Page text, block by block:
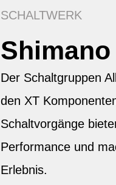
SCHALTWERK
Der Schaltgruppen
den XT
Schaltvorgänge
Performance und
Erlebnis.